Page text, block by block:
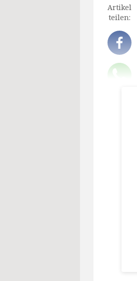
Artikel
teilen: